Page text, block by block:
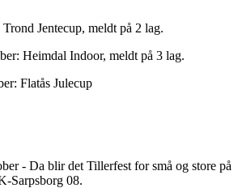
Jentecup, meldt på 2 lag.
Heimdal Indoor, meldt på 3 lag.
Flatås Julecup
- Da blir det Tillerfest for små og store på
Sarpsborg 08.